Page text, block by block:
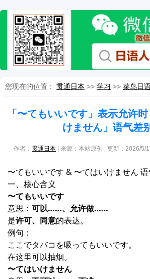
您现在的位置： 贯通日本 >> 学习 >> 菜鸟日
「〜てもいいです」表示允许
けません」语气差
作者： 贯通日本 | 来源：本站原创 | 更新：2026/5/
〜てもいいです & 〜てはいけません
一、核心含义
〜てもいいです
意思： 可以……、允许做……
是许可、同意的表达。
例句：
ここでタバコを吸ってもいいです。
在这里可以抽烟。
〜てはいけません